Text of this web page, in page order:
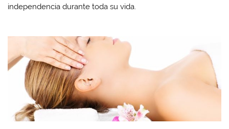
independencia durante toda su vida.